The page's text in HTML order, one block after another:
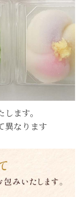
ます。
異なります